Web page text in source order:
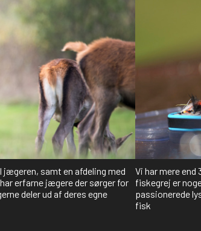
samt en afdeling med
erfarne jægere der sørger for
deler ud af deres egne
Vi har mere end
fiskegrej er
passionerede
fisk